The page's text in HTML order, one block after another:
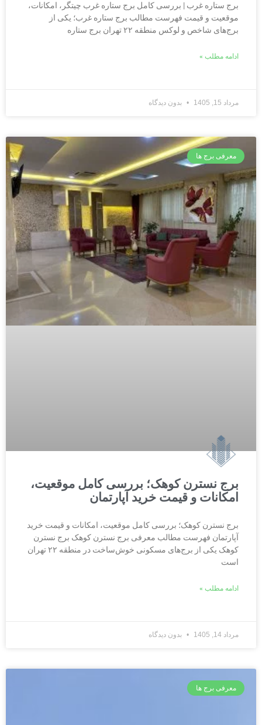
برج ستاره غرب | بررسی کامل برج ستاره غرب چیتگر، امکانات،
موقعیت و قیمت فهرست مطالب برج ستاره غرب؛ یکی از
برج‌های شاخص و لوکس منطقه ۲۲ تهران برج ستاره
ادامه مطلب »
مرداد 15, 1405 بدون دیدگاه
معرفی برج ها
برج نسترن کوهک؛ بررسی کامل موقعیت،
امکانات و قیمت خرید آپارتمان
برج نسترن کوهک؛ بررسی کامل موقعیت، امکانات و قیمت خرید
آپارتمان فهرست مطالب معرفی برج نسترن کوهک برج نسترن
کوهک یکی از برج‌های مسکونی خوش‌ساخت در منطقه ۲۲ تهران
است
ادامه مطلب »
مرداد 14, 1405 بدون دیدگاه
معرفی برج ها